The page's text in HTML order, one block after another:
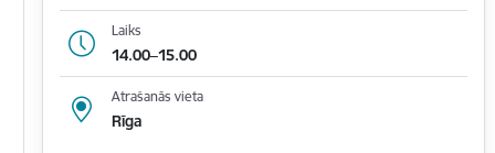
Laiks
14.00–15.00
Atrašanās vieta
Rīga